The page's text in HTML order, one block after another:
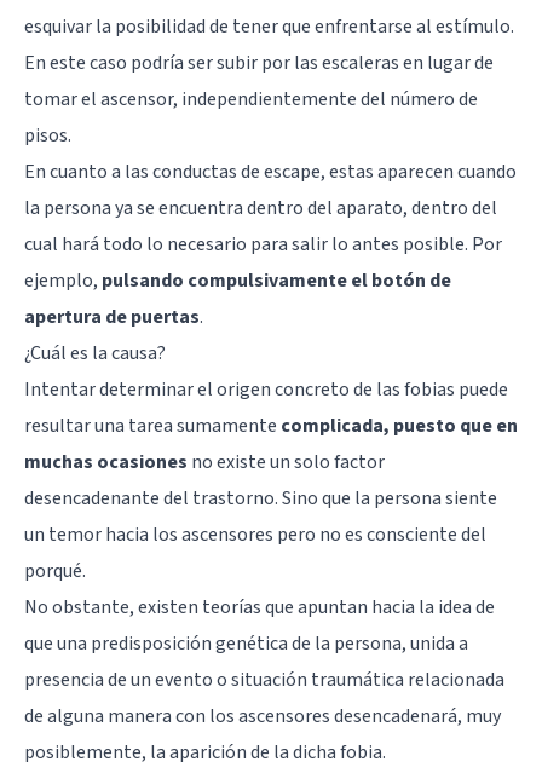
esquivar la posibilidad de tener que enfrentarse al estímulo.
En este caso podría ser subir por las escaleras en lugar de
tomar el ascensor, independientemente del número de
pisos.
En cuanto a las conductas de escape, estas aparecen cuando
la persona ya se encuentra dentro del aparato, dentro del
cual hará todo lo necesario para salir lo antes posible. Por
ejemplo, pulsando compulsivamente el botón de
apertura de puertas.
¿Cuál es la causa?
Intentar determinar el origen concreto de las fobias puede
resultar una tarea sumamente complicada, puesto que en
muchas ocasiones no existe un solo factor
desencadenante del trastorno. Sino que la persona siente
un temor hacia los ascensores pero no es consciente del
porqué.
No obstante, existen teorías que apuntan hacia la idea de
que una predisposición genética de la persona, unida a
presencia de un evento o situación traumática relacionada
de alguna manera con los ascensores desencadenará, muy
posiblemente, la aparición de la dicha fobia.